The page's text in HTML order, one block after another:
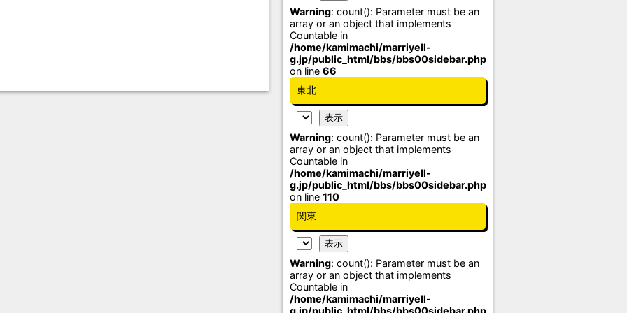
Warning: count(): Parameter must be an
array or an object that implements
Countable in
/home/kamimachi/marriyell-
g.jp/public_html/bbs/bbs00sidebar.php
on line 66
東北
Warning: count(): Parameter must be an
array or an object that implements
Countable in
/home/kamimachi/marriyell-
g.jp/public_html/bbs/bbs00sidebar.php
on line 110
関東
Warning: count(): Parameter must be an
array or an object that implements
Countable in
/home/kamimachi/marriyell-
g.jp/public_html/bbs/bbs00sidebar.php